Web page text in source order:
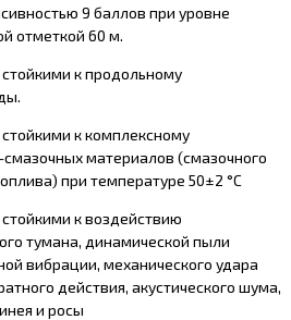
9 баллов при уровне
отметкой 60 м.
к продольному
к комплексному
материалов (смазочного
при температуре 50±2 °С
к воздействию
тумана, динамической пыли
вибрации, механического удара
действия, акустического шума,
и росы